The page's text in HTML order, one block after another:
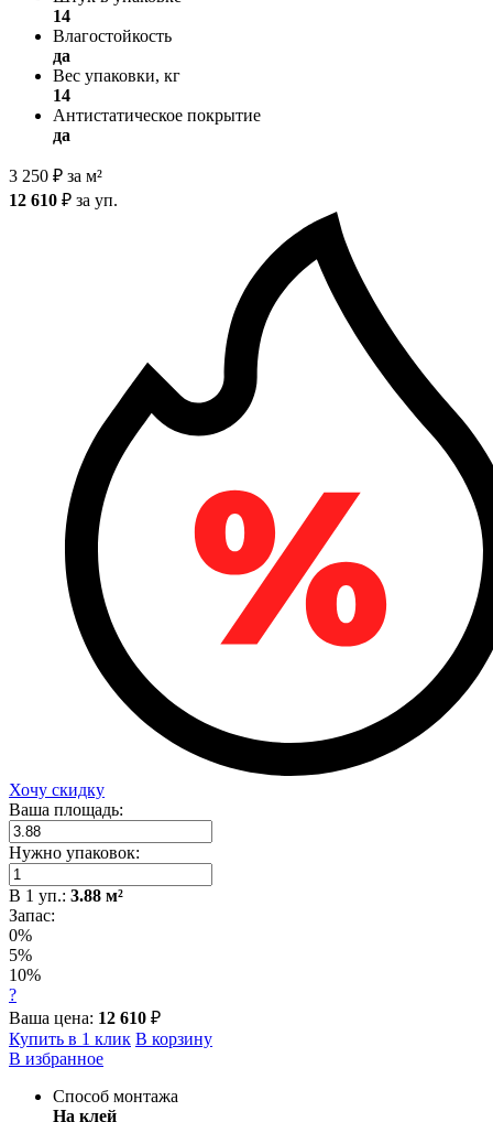
14
Влагостойкость
да
Вес упаковки, кг
14
Антистатическое покрытие
да
3 250 ₽ за м²
12 610 ₽ за уп.
Хочу скидку
Ваша площадь:
Нужно упаковок:
В 1 уп.: 3.88 м²
Запас:
0%
5%
10%
?
Ваша цена: 12 610 ₽
Купить в 1 клик В корзину
В избранное
Способ монтажа
На клей